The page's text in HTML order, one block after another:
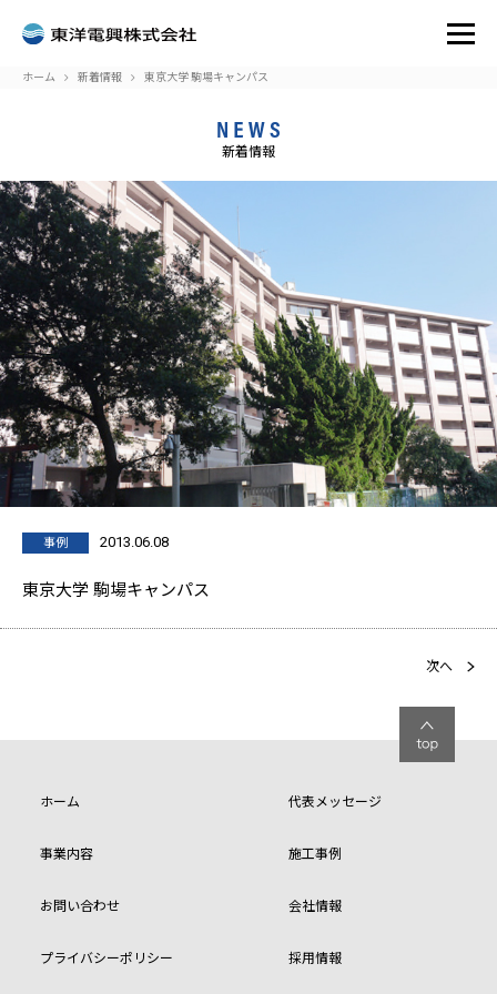
ホーム 新着情報 東京大学 駒場キャンパス
新着情報
事例 2013.06.08
東京大学 駒場キャンパス
次へ
ホーム
事業内容
お問い合わせ
プライバシーポリシー
代表メッセージ
施工事例
会社情報
採用情報